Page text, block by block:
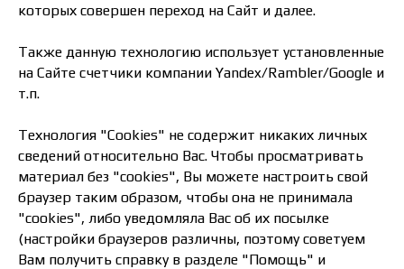
которых совершен переход на Сайт и далее.
Также данную технологию использует установленные
на Сайте счетчики компании Yandex/Rambler/Google и
т.п.
Технология "Cookies" не содержит никаких личных
сведений относительно Вас. Чтобы просматривать
материал без "cookies", Вы можете настроить свой
браузер таким образом, чтобы она не принимала
"cookies", либо уведомляла Вас об их посылке
(настройки браузеров различны, поэтому советуем
Вам получить справку в разделе "Помощь" и